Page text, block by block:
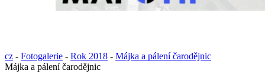
cz - Fotogalerie - Rok 2018 - Májka a pálení čarodějnic
Májka a pálení čarodějnic